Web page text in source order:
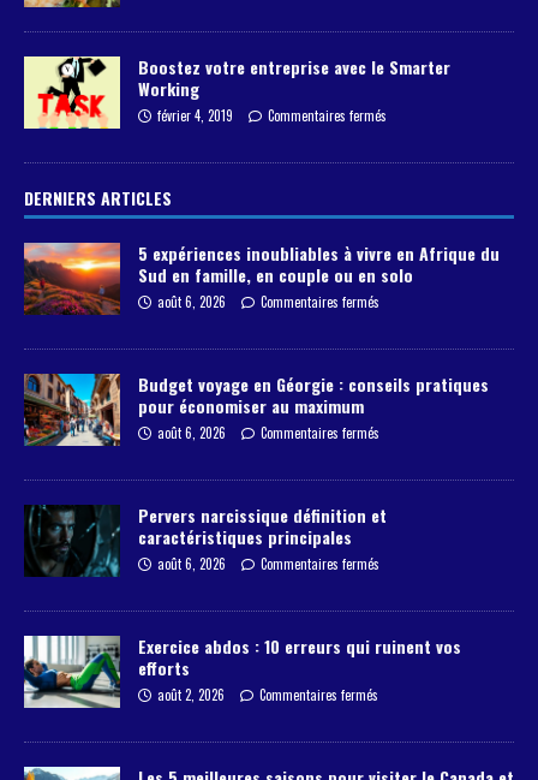
Boostez votre entreprise avec le Smarter
Working
février 4, 2019 Commentaires fermés
DERNIERS ARTICLES
5 expériences inoubliables à vivre en Afrique du
Sud en famille, en couple ou en solo
août 6, 2026 Commentaires fermés
Budget voyage en Géorgie : conseils pratiques
pour économiser au maximum
août 6, 2026 Commentaires fermés
Pervers narcissique définition et
caractéristiques principales
août 6, 2026 Commentaires fermés
Exercice abdos : 10 erreurs qui ruinent vos
efforts
août 2, 2026 Commentaires fermés